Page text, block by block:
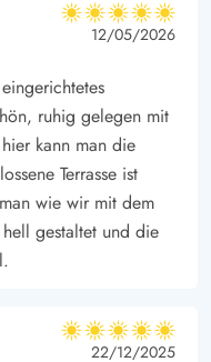
5 von 5
5 von 5
5 out of 5
12/05/2026
ruhig gelegen mit
kann man die
Terrasse ist
wie wir mit dem
gestaltet und die
5 von 5
5 von 5
5 out of 5
22/12/2025